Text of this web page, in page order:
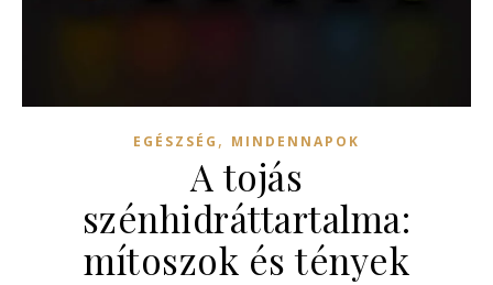
EGÉSZSÉG , MINDENNAPOK
A tojás
szénhidráttartalma:
mítoszok és tények